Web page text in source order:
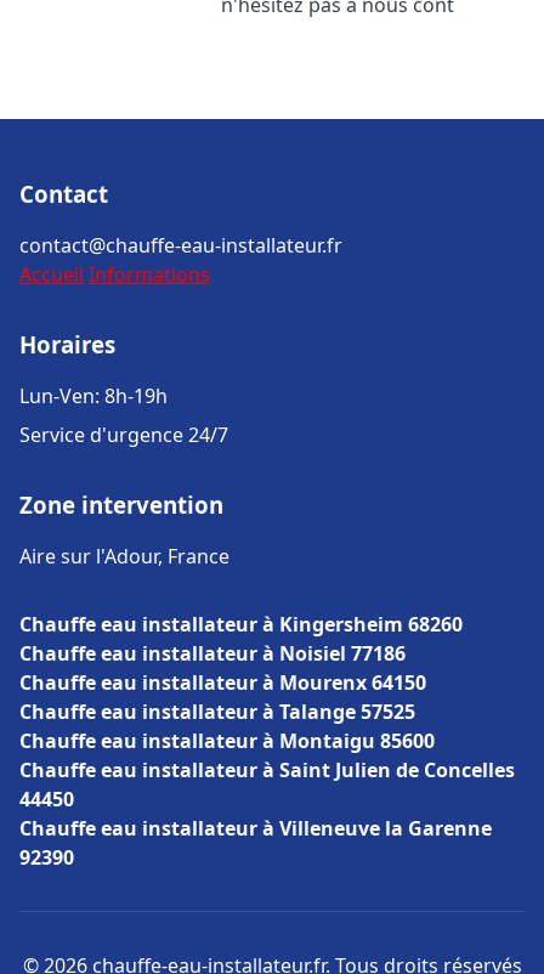
Contact
contact@chauffe-eau-installateur.fr
Accueil Informations
Horaires
Lun-Ven: 8h-19h
Service d'urgence 24/7
Zone intervention
Aire sur l'Adour, France
Chauffe eau installateur à Kingersheim 68260
Chauffe eau installateur à Noisiel 77186
Chauffe eau installateur à Mourenx 64150
Chauffe eau installateur à Talange 57525
Chauffe eau installateur à Montaigu 85600
Chauffe eau installateur à Saint Julien de Concelles
44450
Chauffe eau installateur à Villeneuve la Garenne
92390
© 2026 chauffe-eau-installateur.fr. Tous droits réservés